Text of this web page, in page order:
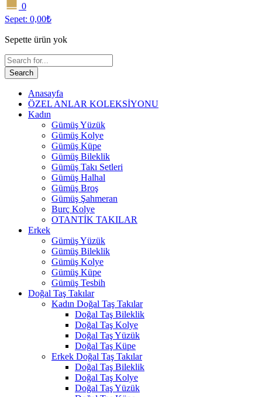
0
Sepet: 0,00₺
Sepette ürün yok
Search
Anasayfa
ÖZEL ANLAR KOLEKSİYONU
Kadın
Gümüş Yüzük
Gümüş Kolye
Gümüş Küpe
Gümüş Bileklik
Gümüş Takı Setleri
Gümüş Halhal
Gümüş Broş
Gümüş Şahmeran
Burç Kolye
OTANTİK TAKILAR
Erkek
Gümüş Yüzük
Gümüş Bileklik
Gümüş Kolye
Gümüş Küpe
Gümüş Tesbih
Doğal Taş Takılar
Kadın Doğal Taş Takılar
Doğal Taş Bileklik
Doğal Taş Kolye
Doğal Taş Yüzük
Doğal Taş Küpe
Erkek Doğal Taş Takılar
Doğal Taş Bileklik
Doğal Taş Kolye
Doğal Taş Yüzük